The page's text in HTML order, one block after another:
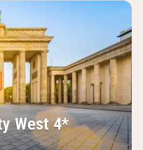
West 4*